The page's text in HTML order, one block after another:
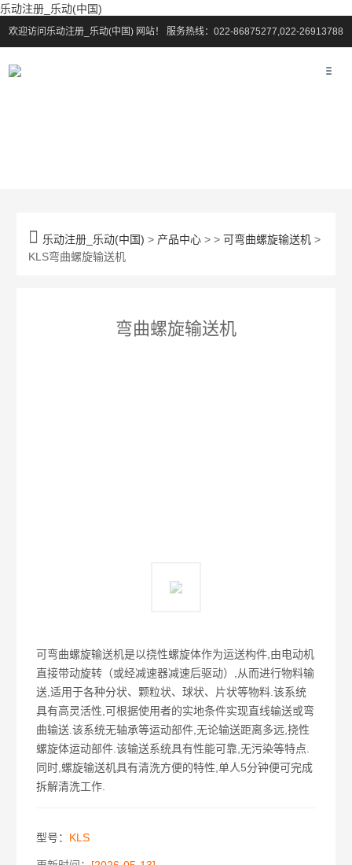
乐动注册_乐动(中国)
欢迎访问乐动注册_乐动(中国) 网站！ 服务热线：022-86875277,022-26913788
 乐动注册_乐动(中国) > 产品中心 > >可弯曲螺旋输送机 >
KLS弯曲螺旋输送机
弯曲螺旋输送机
可弯曲螺旋输送机是以挠性螺旋体作为运送构件,由电动机
直接带动旋转（或经减速器减速后驱动）,从而进行物料输
送,适用于各种分状、颗粒状、球状、片状等物料.该系统
具有高灵活性,可根据使用者的实地条件实现直线输送或弯
曲输送.该系统无轴承等运动部件,无论输送距离多远,挠性
螺旋体运动部件.该输送系统具有性能可靠,无污染等特点.
同时,螺旋输送机具有清洗方便的特性,单人5分钟便可完成
拆解清洗工作.
型号： KLS